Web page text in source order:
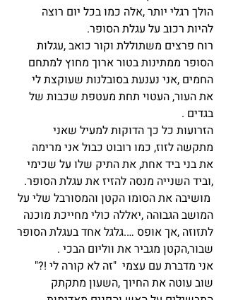
הולך רגלי יותר ,אלה כמו בכל יום רוצה
להיות רכוב על עגלת הסופר.
רוח פרצים משתוללת וקור כואב ,עגלות
הסופר ממתינות בטור ארוך מחוץ למתחם
החמים ,אני נענעת בסובלנות שעוקצת לי
את העור, העטוי תחת מעטפת שכבות של
בגדים .
הזרועות כל כך הדוקות למעיל שאני
מתקשה לזוז, כמו רובוט כבול אני מרימה
את בני ביד אחת, את התיק שלו על שכימי
,וביד השנייה מנסה להזיז את עגלת הסופר.
מושיבה את הסומו הקטן והמסורבל שלי על
המושב הגבוהה ,יאללה כולי מחייכת מוכנה
לתזוזה ,אך אופס ….גלגל אחד בעגלת הסופר
שבור,הקטן מגביר את ווליום הבכי .
אני מדברת עם עצמי  "זה לא קורה לי !?"
שוב עוטה את החיוך ,השעון מתקתק